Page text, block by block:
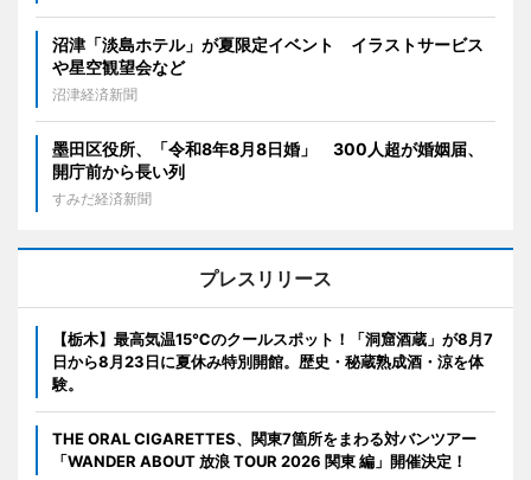
沼津「淡島ホテル」が夏限定イベント イラストサービス
や星空観望会など
沼津経済新聞
墨田区役所、「令和8年8月8日婚」 300人超が婚姻届、
開庁前から長い列
すみだ経済新聞
プレスリリース
【栃木】最高気温15℃のクールスポット！「洞窟酒蔵」が8月7
日から8月23日に夏休み特別開館。歴史・秘蔵熟成酒・涼を体
験。
THE ORAL CIGARETTES、関東7箇所をまわる対バンツアー
「WANDER ABOUT 放浪 TOUR 2026 関東 編」開催決定！